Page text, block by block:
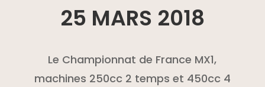
25 MARS 2018
Le Championnat de France MX1,
machines 250cc 2 temps et 450cc 4